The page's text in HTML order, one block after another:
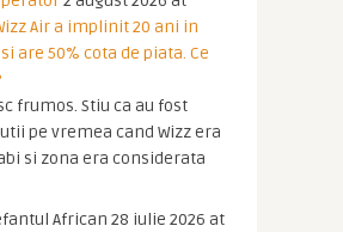
Air a implinit 20 ani in
are 50% cota de piata. Ce
frumos. Stiu ca au fost
pe vremea cand Wizz era
si zona era considerata
African 28 iulie 2026 at